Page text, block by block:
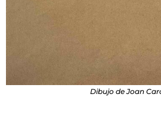
Dibujo de Joan